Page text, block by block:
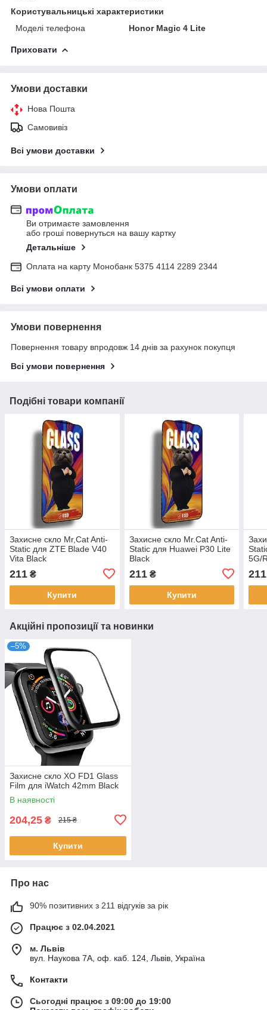
Користувальницькі характеристики
Моделі телефона
Honor Magic 4 Lite
Приховати
Умови доставки
Нова Пошта
Самовивіз
Всі умови доставки
Умови оплати
Ви отримаєте замовлення
або гроші повернуться на вашу картку
Детальніше
Оплата на карту Монобанк 5375 4114 2289 2344
Всі умови оплати
Умови повернення
Повернення товару впродовж 14 днів за рахунок покупця
Всі умови повернення
Подібні товари компанії
Захисне скло Mr,Cat Anti-
Static для ZTE Blade V40
Vita Black
211 ₴
Купити
Захисне скло Mr.Cat Anti-
Static для Huawei P30 Lite
Black
211₴
Купити
5G/
211
Акційні пропозиції та новинки
–5%
Захисне скло XO FD1 Glass
Film для iWatch 42mm Black
В наявності
204,25 ₴ 215 ₴
Купити
Про нас
90% позитивних з 211 відгуків за рік
Працює з 02.04.2021
м. Львів
вул. Наукова 7А, оф. каб. 124, Львів, Україна
Контакти
Сьогодні працює з 09:00 до 19:00